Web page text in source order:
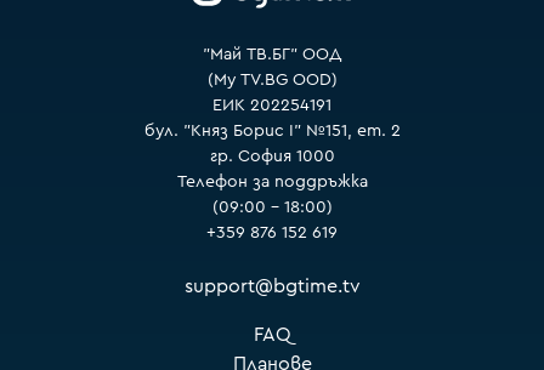
"Май ТВ.БГ" ООД
(My TV.BG OOD)
ЕИК 202254191
бул. "Княз Борис I" №151, ет. 2
гр. София 1000
Телефон за поддръжка
(09:00 – 18:00)
+359 876 152 619
support@bgtime.tv
FAQ
Планове